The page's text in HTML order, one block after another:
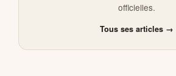
officielles.
Tous ses articles →